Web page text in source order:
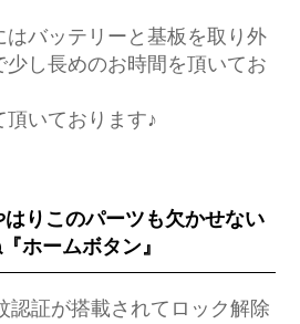
はバッテリーと基板を取り外
少し長めのお時間を頂いてお
いております♪
りこのパーツも欠かせない
ホームボタン』
認証が搭載されてロック解除